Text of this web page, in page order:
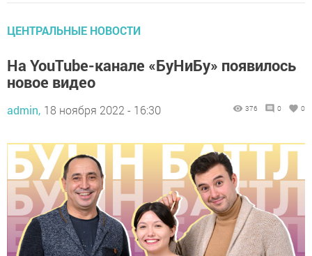
На YouTube-канале «БуНиБу» появилось
новое видео